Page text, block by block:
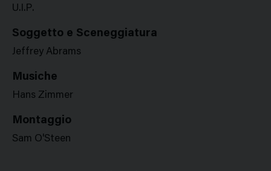
U.I.P.
Soggetto e Sceneggiatura
Jeffrey Abrams
Musiche
Hans Zimmer
Montaggio
Sam O'Steen